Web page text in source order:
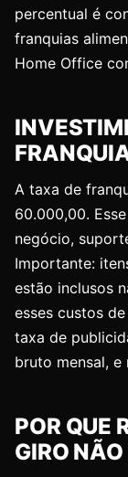
percentual é
franquias
Home Office
A taxa de
60.000,00.
negócio,
Importante:
estão inclusos
esses custos
taxa de
bruto mensal, e
POR QUE
GIRO